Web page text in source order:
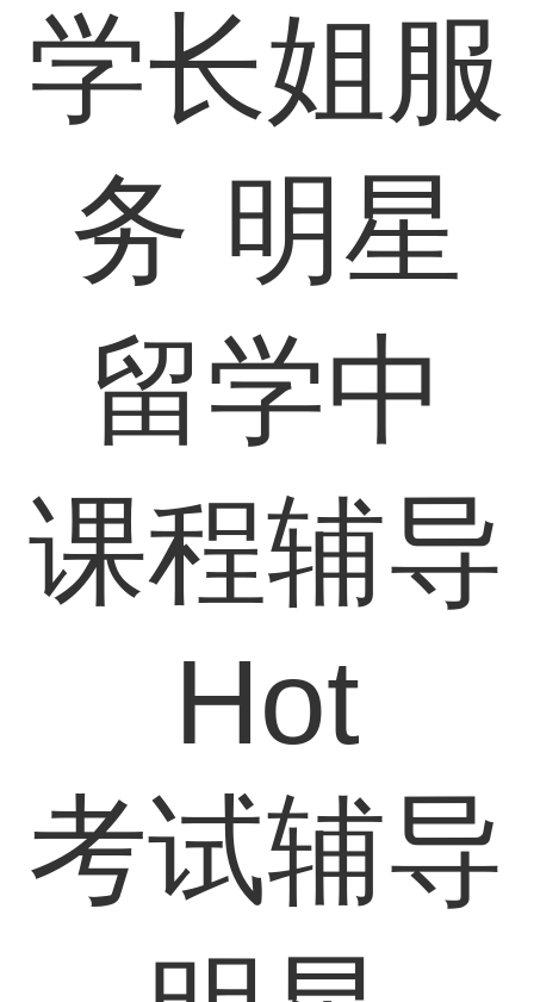
学长姐服
务 明星
留学中
课程辅导
Hot
考试辅导